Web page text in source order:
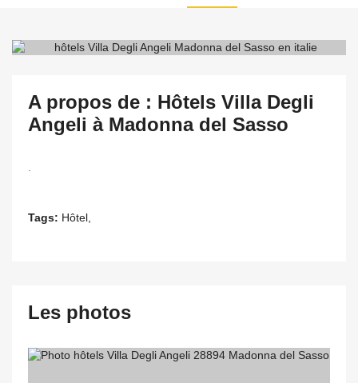
A propos de : Hôtels Villa Degli
Angeli à Madonna del Sasso
Tags: Hôtel,
Les photos